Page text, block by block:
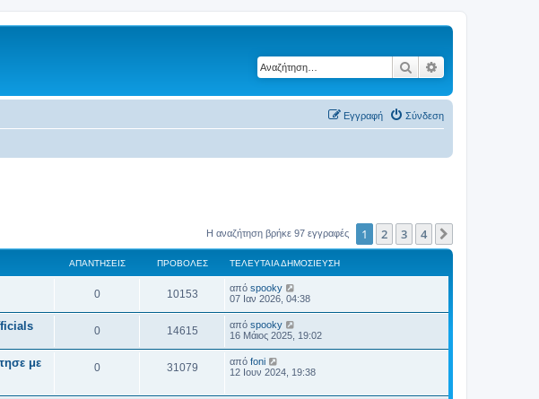
Αναζήτηση
Σύνδεση
Εγγραφή
Η αναζήτηση βρήκε 97 εγγραφές 1 2 3 4
ΑΠΑΝΤΉΣΕΙΣ ΠΡΟΒΟΛΈΣ ΤΕΛΕΥΤΑΊΑ ΔΗΜΟΣΊΕΥΣΗ
0 10153 από spooky
07 Ιαν 2026, 04:38
0 14615 από spooky
16 Μάιος 2025, 19:02
με
0 31079 από foni
12 Ιουν 2024, 19:38